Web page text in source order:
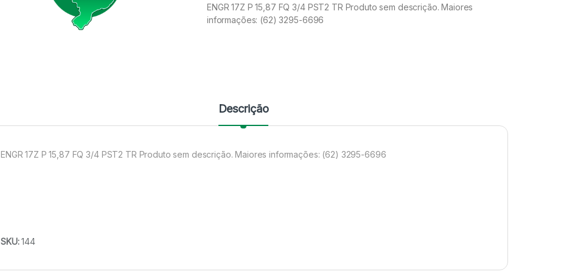
ENGR 17Z P 15,87 FQ 3/4 PST2 TR Produto sem descrição. Maiores
informações: (62) 3295-6696
Descrição
ENGR 17Z P 15,87 FQ 3/4 PST2 TR Produto sem descrição. Maiores informações: (62) 3295-6696
SKU:144